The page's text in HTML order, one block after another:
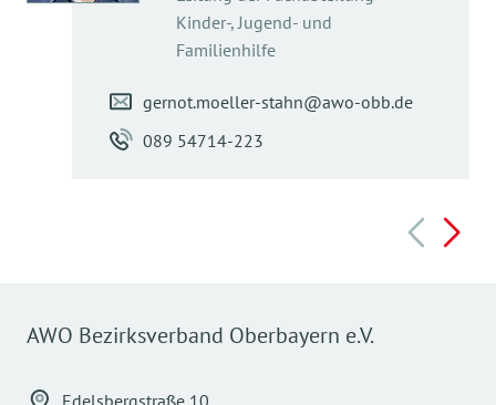
Kinder-, Jugend- und
Familienhilfe
gernot.moeller-stahn@awo-obb.de
089 54714-223
AWO Bezirksverband Oberbayern e.V.
Edelsbergstraße 10